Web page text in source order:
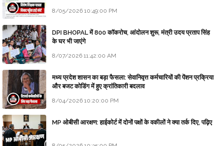
8/05/2026 10:49:00 PM
DPI BHOPAL में 800 कॉकरोच, आंदोलन शुरू, मंत्री उदय प्रताप सिंह
के घर भी जाएंगे
8/07/2026 11:42:00 AM
मध्य प्रदेश शासन का बड़ा फैसला: सेवानिवृत्त कर्मचारियों की पेंशन प्रक्रिया
और बजट कोडिंग में हुए क्रांतिकारी बदलाव
8/04/2026 10:20:00 PM
MP ओबीसी आरक्षण: हाईकोर्ट में दोनों पक्षों के वकीलों ने क्या तर्क दिए, पढ़िए